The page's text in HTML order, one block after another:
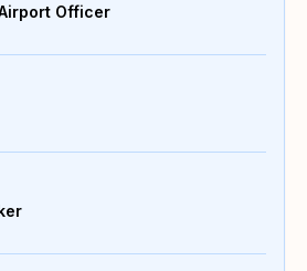
Officer